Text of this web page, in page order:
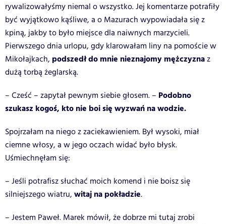
rywalizowałyśmy niemal o wszystko. Jej komentarze potrafiły
być wyjątkowo kąśliwe, a o Mazurach wypowiadała się z
kpiną, jakby to było miejsce dla naiwnych marzycieli.
Pierwszego dnia urlopu, gdy klarowałam liny na pomoście w
Mikołajkach, podszedł do mnie nieznajomy mężczyznaz
dużą torbą żeglarską.
– Cześć – zapytał pewnym siebie głosem. – Podobno
szukasz kogoś, kto nie boi się wyzwań na wodzie.
Spojrzałam na niego z zaciekawieniem. Był wysoki, miał
ciemne włosy, a w jego oczach widać było błysk.
Uśmiechnęłam się:
– Jeśli potrafisz słuchać moich komend i nie boisz się
silniejszego wiatru, witaj na pokładzie.
– Jestem Paweł. Marek mówił, że dobrze mi tutaj zrobi